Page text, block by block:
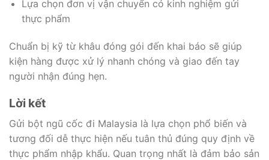
Lựa chọn đơn vị vận chuyển có kinh nghiệm gửi
thực phẩm
Chuẩn bị kỹ từ khâu đóng gói đến khai báo sẽ giúp
kiện hàng được xử lý nhanh chóng và giao đến tay
người nhận đúng hẹn.
Lời kết
Gửi bột ngũ cốc đi Malaysia là lựa chọn phổ biến và
tương đối dễ thực hiện nếu tuân thủ đúng quy định về
thực phẩm nhập khẩu. Quan trọng nhất là đảm bảo sản